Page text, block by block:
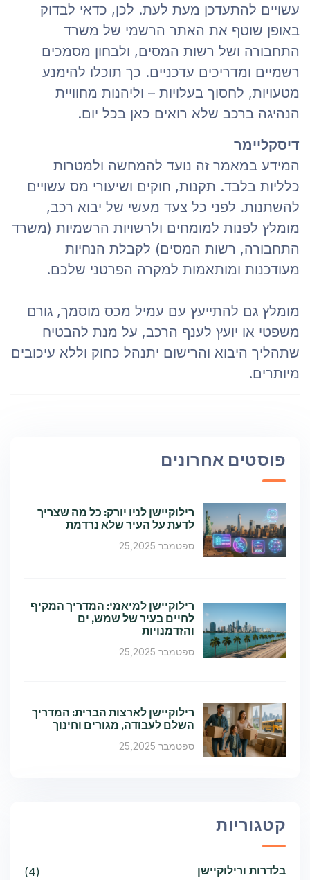
עשויים להתעדכן מעת לעת. לכן, כדאי לבדוק
באופן שוטף את האתר הרשמי של משרד
התחבורה ושל רשות המסים, ולבחון מסמכים
רשמיים ומדריכים עדכניים. כך תוכלו להימנע
מטעויות, לחסוך בעלויות – וליהנות מחוויית
הנהיגה ברכב שלא רואים כאן בכל יום.
דיסקליימר
המידע במאמר זה נועד להמחשה ולמטרות
כלליות בלבד. תקנות, חוקים ושיעורי מס עשויים
להשתנות. לפני כל צעד מעשי של יבוא רכב,
מומלץ לפנות למומחים ולרשויות הרשמיות (משרד
התחבורה, רשות המסים) לקבלת הנחיות
מעודכנות ומותאמות למקרה הפרטני שלכם.
מומלץ גם להתייעץ עם עמיל מכס מוסמך, גורם
משפטי או יועץ לענף הרכב, על מנת להבטיח
שתהליך היבוא והרישום יתנהל כחוק וללא עיכובים
מיותרים.
פוסטים אחרונים
רילוקיישן לניו יורק: כל מה שצריך
לדעת על העיר שלא נרדמת
ספטמבר 25,2025
רילוקיישן למיאמי: המדריך המקיף
לחיים בעיר של שמש, ים
והזדמנויות
ספטמבר 25,2025
רילוקיישן לארצות הברית: המדריך
השלם לעבודה, מגורים וחינוך
ספטמבר 25,2025
קטגוריות
בלדרות ורילוקיישן